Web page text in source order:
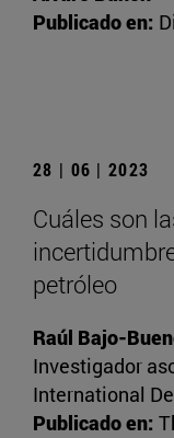
Publicado en:
28 | 06 | 2023
Cuáles son
petróleo
Raúl Bajo-
Investigador
International
Publicado en: